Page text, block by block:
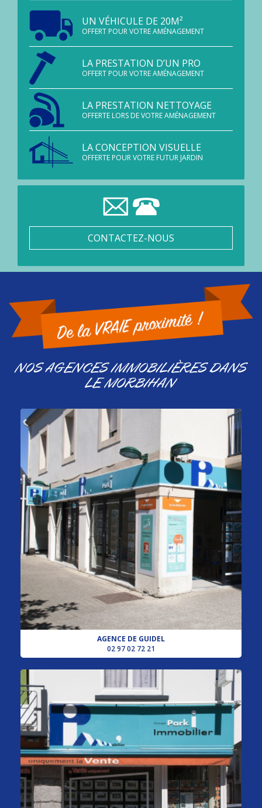
UN VÉHICULE DE 20M²
OFFERT POUR VOTRE AMÉNAGEMENT
LA PRESTATION D’UN PRO
OFFERT POUR VOTRE AMÉNAGEMENT
LA PRESTATION NETTOYAGE
OFFERTE LORS DE VOTRE AMÉNAGEMENT
LA CONCEPTION VISUELLE
OFFERTE POUR VOTRE FUTUR JARDIN
CONTACTEZ-NOUS
NOS AGENCES IMMOBILIÈRES DANS
LE MORBIHAN
AGENCE DE GUIDEL
02 97 02 72 21